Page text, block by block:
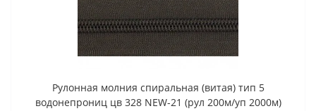
Рулонная молния спиральная (витая) тип 5
водонепрониц цв 328 NEW-21 (рул 200м/уп 2000м)